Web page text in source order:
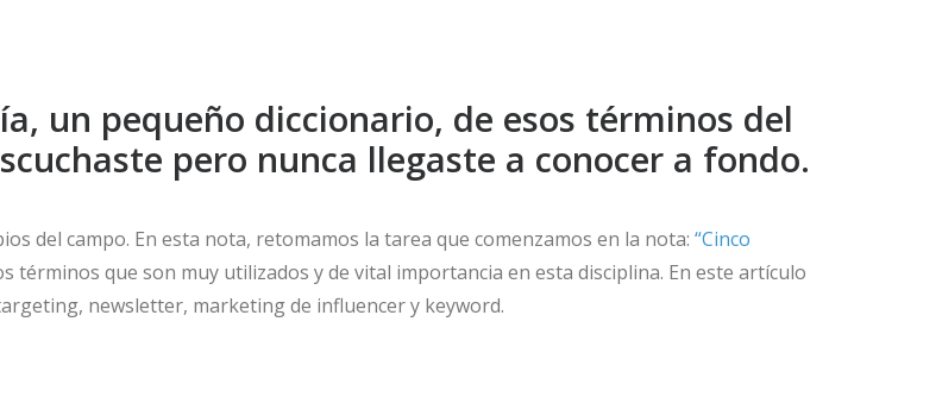
un pequeño diccionario, de esos términos del
pero nunca llegaste a conocer a fondo.
del campo. En esta nota, retomamos la tarea que comenzamos en la nota: “Cinco
términos que son muy utilizados y de vital importancia en esta disciplina. En este artículo
newsletter, marketing de influencer y keyword.